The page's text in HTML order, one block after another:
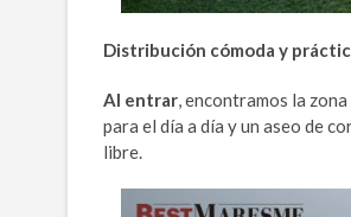
Distribución cómoda y
Al entrar, encontramos la
para el día a día y un aseo de
libre.